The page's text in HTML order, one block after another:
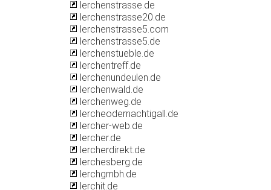
lerchenstrasse.de
lerchenstrasse20.de
lerchenstrasse5.com
lerchenstrasse5.de
lerchenstueble.de
lerchentreff.de
lerchenundeulen.de
lerchenwald.de
lerchenweg.de
lercheodernachtigall.de
lercher-web.de
lercher.de
lercherdirekt.de
lerchesberg.de
lerchgmbh.de
lerchit.de